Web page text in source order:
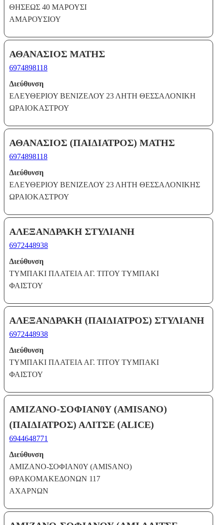
ΘΗΣΕΩΣ 40 ΜΑΡΟΥΣΙ
ΑΜΑΡΟΥΣΙΟΥ
ΑΘΑΝΑΣΙΟΣ ΜΑΤΗΣ
6974898118
Διεύθυνση
ΕΛΕΥΘΕΡΙΟΥ ΒΕΝΙΖΕΛΟΥ 23 ΛΗΤΗ ΘΕΣΣΑΛΟΝΙΚΗ
ΩΡΑΙΟΚΑΣΤΡΟΥ
ΑΘΑΝΑΣΙΟΣ (ΠΑΙΔΙΑΤΡΟΣ) ΜΑΤΗΣ
6974898118
Διεύθυνση
ΕΛΕΥΘΕΡΙΟΥ ΒΕΝΙΖΕΛΟΥ 23 ΛΗΤΗ ΘΕΣΣΑΛΟΝΙΚΗΣ
ΩΡΑΙΟΚΑΣΤΡΟΥ
ΑΛΕΞΑΝΔΡΑΚΗ ΣΤΥΛΙΑΝΗ
6972448938
Διεύθυνση
ΤΥΜΠΑΚΙ ΠΛΑΤΕΙΑ ΑΓ. ΤΙΤΟΥ ΤΥΜΠΑΚΙ
ΦΑΙΣΤΟΥ
ΑΛΕΞΑΝΔΡΑΚΗ (ΠΑΙΔΙΑΤΡΟΣ) ΣΤΥΛΙΑΝΗ
6972448938
Διεύθυνση
ΤΥΜΠΑΚΙ ΠΛΑΤΕΙΑ ΑΓ. ΤΙΤΟΥ ΤΥΜΠΑΚΙ
ΦΑΙΣΤΟΥ
ΑΜΙΖΑΝΟ-ΣΟΦΙΑΝ0Υ (AMISANO)
(ΠΑΙΔΙΑΤΡΟΣ) ΑΛΙΤΣΕ (ALICE)
6944648771
Διεύθυνση
ΑΜΙΖΑΝΟ-ΣΟΦΙΑΝ0Υ (AMISANO)
ΘΡΑΚΟΜΑΚΕΔΟΝΩΝ 117
ΑΧΑΡΝΩΝ